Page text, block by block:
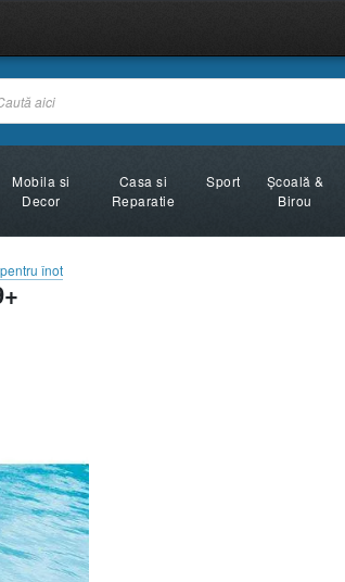
Mobila si
Decor
Casa si
Reparatie
Sport
Şcoală &
Birou
înot